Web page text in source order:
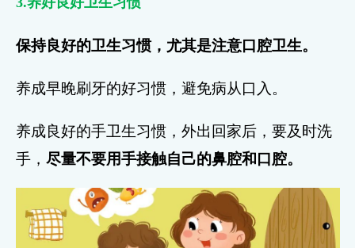
保持良好的卫生习惯，尤其是注意口腔卫生。
养成早晚刷牙的好习惯，避免病从口入。
养成良好的手卫生习惯，外出回家后，要及时洗
手，尽量不要用手接触自己的鼻腔和口腔。